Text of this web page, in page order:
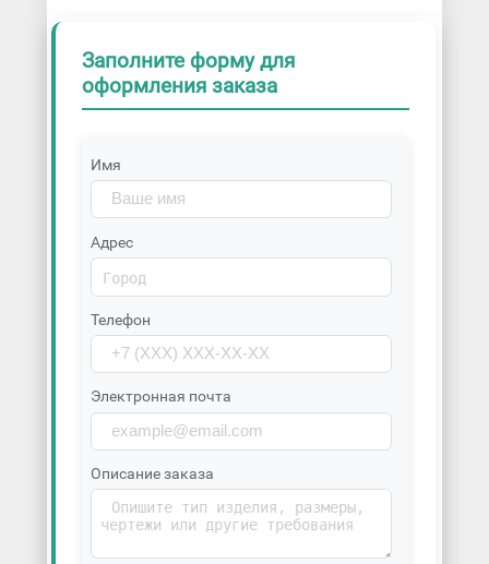
Заполните форму для
оформления заказа
Имя
Адрес
Телефон
Электронная почта
Описание заказа